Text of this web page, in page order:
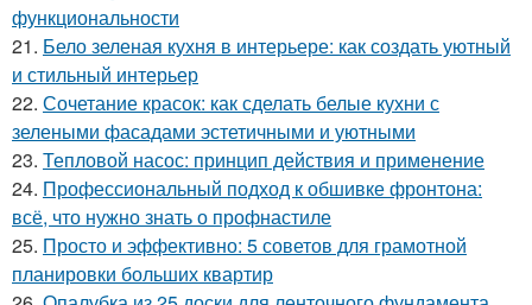
функциональности
21. Бело зеленая кухня в интерьере: как создать уютный
и стильный интерьер
22. Сочетание красок: как сделать белые кухни с
зелеными фасадами эстетичными и уютными
23. Тепловой насос: принцип действия и применение
24. Профессиональный подход к обшивке фронтона:
всё, что нужно знать о профнастиле
25. Просто и эффективно: 5 советов для грамотной
планировки больших квартир